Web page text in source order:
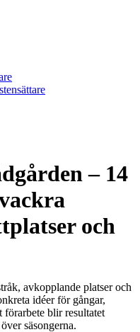
– 14
och
avkopplande platser och
idéer för gångar,
förarbete blir resultatet
säsongerna.